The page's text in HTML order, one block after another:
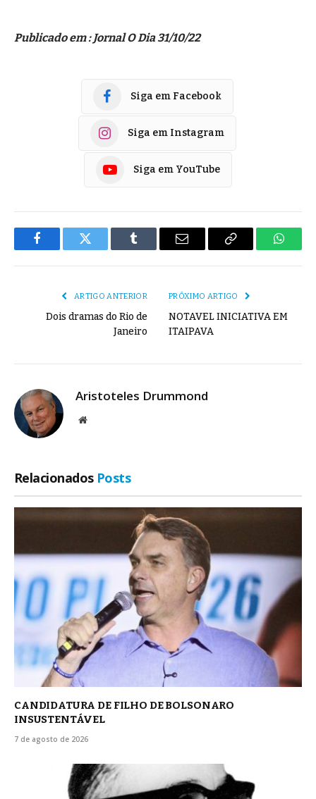
Publicado em : Jornal O Dia 31/10/22
Siga em Facebook
Siga em Instagram
Siga em YouTube
FacebookTwitter Tumblr
E-
Copiar
ARTIGO ANTERIOR
Dois dramas do Rio de
Janeiro
PRÓXIMO ARTIGO
NOTAVEL INICIATIVA EM
ITAIPAVA
Aristoteles Drummond
Site
Relacionados Posts
CANDIDATURA DE FILHO DE BOLSONARO
INSUSTENTÁVEL
7 de agosto de 2026